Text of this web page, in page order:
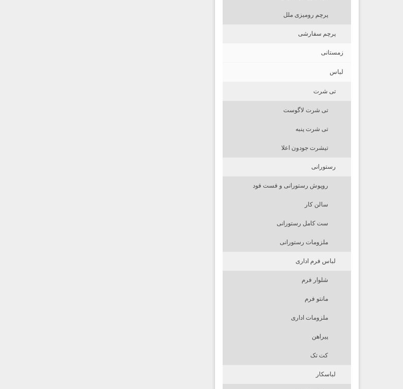
پرچم رومیزی ملل
پرچم سفارشی
زمستانی
لباس
تی شرت
تی شرت لاگوست
تی شرت پنبه
تیشرت جودون اعلا
رستورانی
روپوش رستورانی و فست فود
سالن کار
ست کامل رستورانی
ملزومات رستورانی
لباس فرم اداری
شلوار فرم
مانتو فرم
ملزومات اداری
پیراهن
کت تک
لباسکار